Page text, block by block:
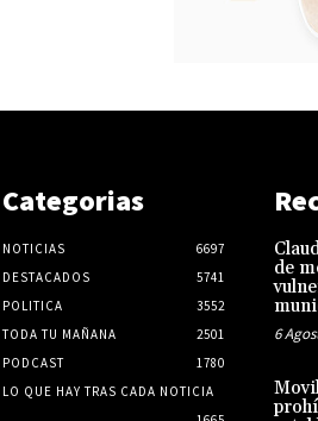
Categorias
NOTICIAS
6697
DESTACADOS
5741
POLITICA
3552
TODA TU MAÑANA
2501
PODCAST
1780
LO QUE HAY TRAS CADA NOTICIA
de
6